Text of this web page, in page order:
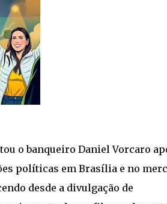
o banqueiro Daniel Vorcaro
políticas em Brasília e no
desde a divulgação de